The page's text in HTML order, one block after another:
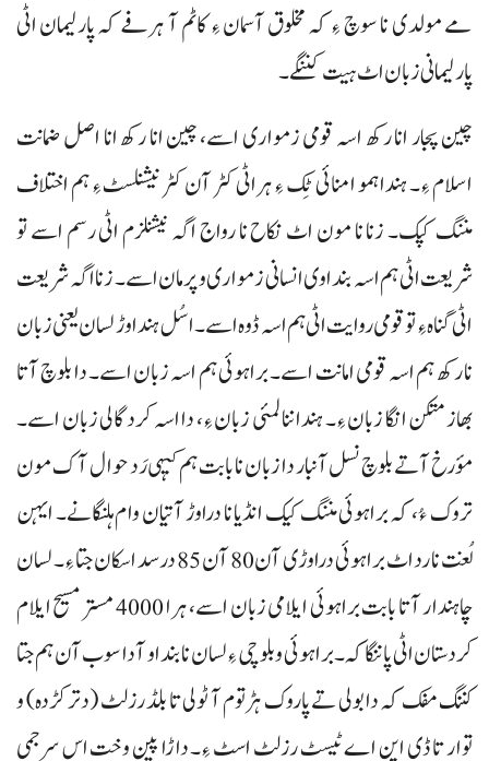
مے مولدی نا سوچ ءِ کہ مخلوق آسمان ءِ کاٹم آ ہرفے کہ پارلیمان اٹی
پارلیمانی زبان اٹ ہیت کننگے۔
چین پجار انا رکھ اسہ قومی زمواری اسے، چین انا رکھ انا اصل ضمانت
اسلام ءِ۔ ہندا ہمو امنائی ٹِک ءِ ہراٹی کٹر آن کٹر نیشنلسٹ ءِ ہم اختلاف
مننگ کپک۔ زنا نا مون اٹ نکاح نا رواج اگہ نیشنلزم اٹی رسم اسے تو
شریعت اٹی ہم اسہ بنداوی انسانی زمواری و پرمان اسے۔ زنا اگہ شریعت
اٹی گناہ ءِ تو قومی روایت اٹی ہم اسہ ڈوہ اسے۔ اسُل ہندا وڑ لسان یعنی زبان
نا رکھ ہم اسہ قومی امانت اسے۔ براہوئی ہم اسہ زبان اسے۔ دا بلوچ آتا
بھاز متکن انگا زبان ءِ۔ ہندا ننا لمئی زبان ءِ، دا اسہ کردگالی زبان اسے۔
مؤرخ آتے بلوچ نسل آنبار دا زبان نا بابت ہم کیہی رَد حوال آک مون
تروک ءُ، کہ براہوئی مننگ کیک انڈیا نا دراوڑ آتیان وام ہلنگانے۔ ایہن
لُغت نا رد اٹ براہوئی دراوڑی آن 80 آن 85 درسد اسکان جتا ءِ۔ لسان
چاہندار آتا بابت براہوئی ایلامی زبان اسے، ہرا 4000 مستر مسیح ایلام
کردستان اٹی پاننگاکہ۔ براہوئی و بلوچی ءِ لسان نا بنداو آ دا سوب آن ہم جتا
کننگ مفک کہ دا بولی تے پاروک ہڑتوم آ ٹولی تا بلڈ رزلٹ (دتر کڑدہ) و
توار تا ڈی این اے ٹیسٹ رزلٹ اسٹ ءِ۔ داڑا پین وخت اس سرجمی